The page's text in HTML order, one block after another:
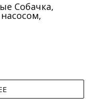
Собачка,